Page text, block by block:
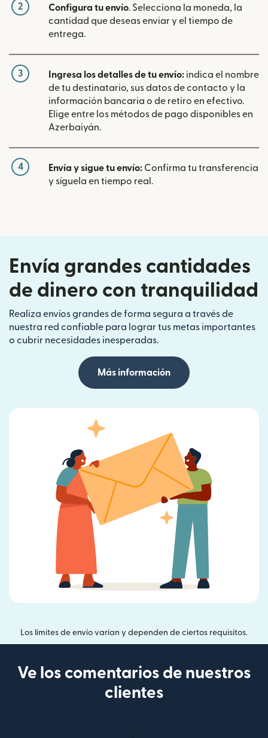
2 Configura tu envío. Selecciona la moneda, la
cantidad que deseas enviar y el tiempo de
entrega.
3 Ingresa los detalles de tu envío: indica el nombre
de tu destinatario, sus datos de contacto y la
información bancaria o de retiro en efectivo.
Elige entre los métodos de pago disponibles en
Azerbaiyán.
4 Envía y sigue tu envío: Confirma tu transferencia
y síguela en tiempo real.
Envía grandes cantidades
de dinero con tranquilidad
Realiza envíos grandes de forma segura a través de
nuestra red confiable para lograr tus metas importantes
o cubrir necesidades inesperadas.
Más información
Los límites de envío varían y dependen de ciertos requisitos.
Ve los comentarios de nuestros
clientes